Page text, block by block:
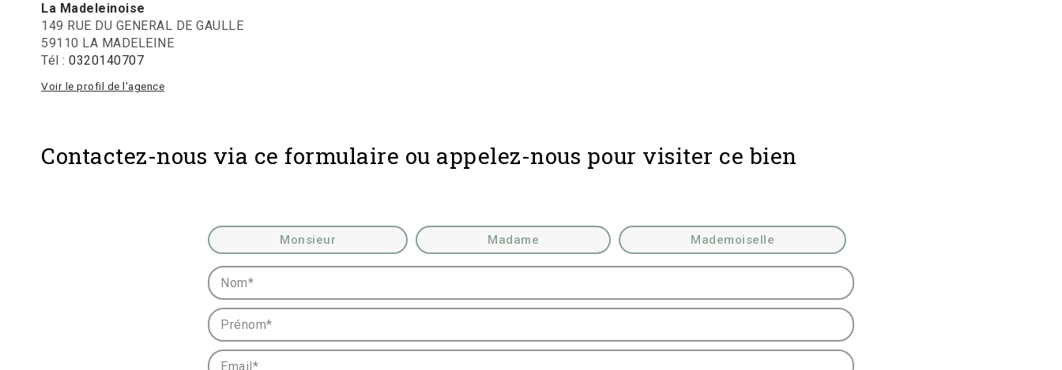
La Madeleinoise
149 RUE DU GENERAL DE GAULLE
59110 LA MADELEINE
Tél : 0320140707
Voir le profil de l'agence
Contactez-nous via ce formulaire ou appelez-nous pour visiter ce bien
Civilité : Monsieur Madame Mademoiselle
Nom* :
Prénom* :
Email* :